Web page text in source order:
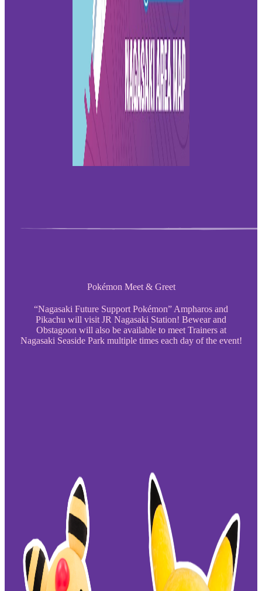
Pokémon Meet & Greet
“Nagasaki Future Support Pokémon” Ampharos and
Pikachu will visit JR Nagasaki Station! Bewear and
Obstagoon will also be available to meet Trainers at
Nagasaki Seaside Park multiple times each day of the event!